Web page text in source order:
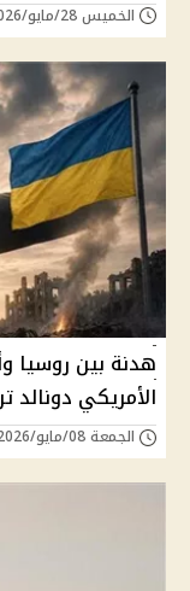
الخميس 28/مايو/2026 - 12:27 م
هدنة بين روسيا
الأمريكي دونالد
الجمعة 08/مايو/2026 - 11:55 م